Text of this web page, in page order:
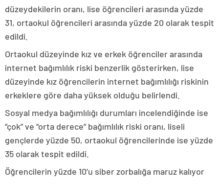
düzeydekilerin oranı, lise öğrencileri arasında yüzde
31, ortaokul öğrencileri arasında yüzde 20 olarak tespit
edildi.
Ortaokul düzeyinde kız ve erkek öğrenciler arasında
internet bağımlılık riski benzerlik gösterirken, lise
düzeyinde kız öğrencilerin internet bağımlılığı riskinin
erkeklere göre daha yüksek olduğu belirlendi.
Sosyal medya bağımlılığı durumları incelendiğinde ise
“çok” ve “orta derece” bağımlılık riski oranı, liseli
gençlerde yüzde 50, ortaokul öğrencilerinde ise yüzde
35 olarak tespit edildi.
Öğrencilerin yüzde 10’u siber zorbalığa maruz kalıyor